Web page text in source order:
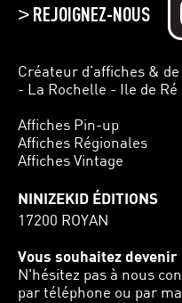
>REJOIGNEZ-NOUS
Créateur d’affiches &
- La Rochelle - Ile de
Affiches Pin-up
Affiches Régionales
Affiches Vintage
NINIZEKID ÉDITIONS
17200 ROYAN
Vous souhaitez
N'hésitez pas à nous
par téléphone ou par